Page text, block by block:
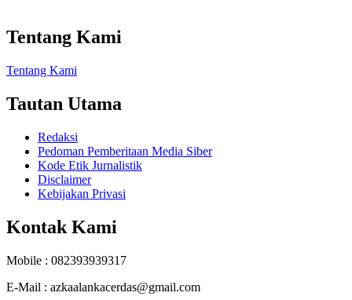
Tentang Kami
Tentang Kami
Tautan Utama
Redaksi
Pedoman Pemberitaan Media Siber
Kode Etik Jurnalistik
Disclaimer
Kebijakan Privasi
Kontak Kami
Mobile : 082393939317
E-Mail : azkaalankacerdas@gmail.com